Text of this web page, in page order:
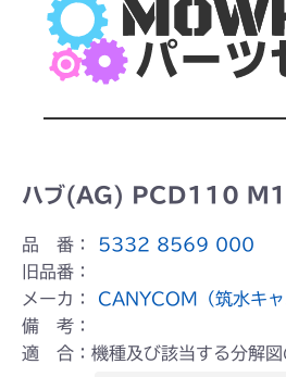
ハブ(AG) PCD110
品 番：
5332 8569 000
旧品番：
メーカ： CANYCOM（筑水キャ
備 考：
適 合：機種及び該当する分解図